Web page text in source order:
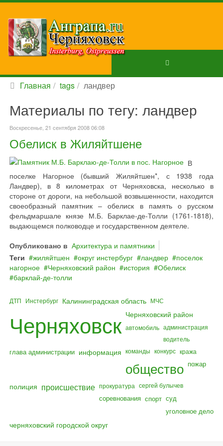
Главная tags ландвер
Материалы по тегу: ландвер
Воскресенье, 21 сентября 2008 06:08
Обелиск в Жиляйтшене
В
поселке Нагорное (бывший Жиляйтшен*, с 1938 года
Ландвер), в 8 километрах от Черняховска, несколько в
стороне от дороги, на небольшой возвышенности, находится
своеобразный памятник – обелиск в память о русском
фельдмаршале князе М.Б. Барклае-де-Толли (1761-1818),
выдающемся полководце и государственном деятеле.
Опубликовано в Архитектура и памятники
Теги
жиляйтшен округ инстербург ландвер
поселок
нагорное
Черняховский район история
Обелиск
барклай‐де‐толли
ДТП Инстербург Калининградская область МЧС
Черняховск Черняховский район
автомобиль администрация
водитель
глава администрации информация команды конкурс кража
общество пожар
полиция происшествие прокуратура сергей булычев
соревнования спорт суд
уголовное дело
черняховский городской округ